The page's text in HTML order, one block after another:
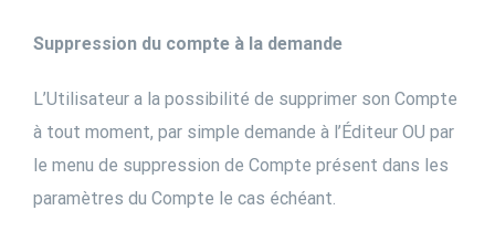
Suppression du compte à la demande
L’Utilisateur a la possibilité de supprimer son Compte
à tout moment, par simple demande à l’Éditeur OU par
le menu de suppression de Compte présent dans les
paramètres du Compte le cas échéant.